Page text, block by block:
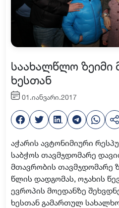
საახალწლო ზეიმი
ხესთან
01.იანვარი.2017
აჭარის ავტონიმიური
საბჭოს თავმჯდომარე
მთავრობის თავმჯდომარე
წლის დადგომას, ოჯახის
ევროპის მოედანზე
ხესთან გამართულ